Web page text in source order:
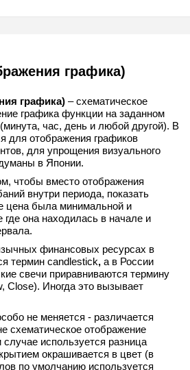
графика)
графика) – схематическое
графика функции на заданном
час, день и любой другой). В
для отображения графиков
для упрощения визуального
в Японии.
чтобы вместо отображения
внутри периода, показать
цена была минимальной и
она находилась в начале и
финансовых ресурсах в
термин candlestick, а в России
свечи приравниваются термину
Close). Иногда это вызывает
не меняется - различается
схематическое отображение
используется разница
окрашивается в цвет (в
по умолчанию используется